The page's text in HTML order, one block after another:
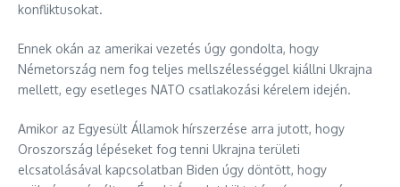
konfliktusokat.
Ennek okán az amerikai vezetés úgy gondolta, hogy
Németország nem fog teljes mellszélességgel kiállni Ukrajna
mellett, egy esetleges NATO csatlakozási kérelem idején.
Amikor az Egyesült Államok hírszerzése arra jutott, hogy
Oroszország lépéseket fog tenni Ukrajna területi
elcsatolásával kapcsolatban Biden úgy döntött, hogy